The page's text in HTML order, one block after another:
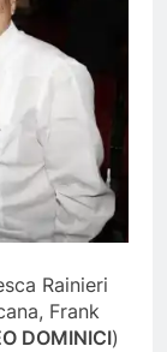
Rainieri
Frank
DOMINICI)